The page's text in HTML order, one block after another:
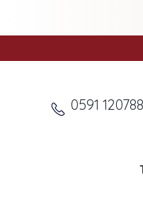
0591